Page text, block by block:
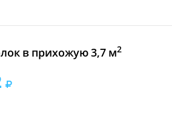
в прихожую 3,7 м2